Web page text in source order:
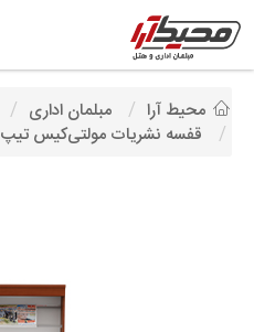
محیط آرا مبلمان اداری
قفسه نشریات مولتی‌کیس تیپ 6212